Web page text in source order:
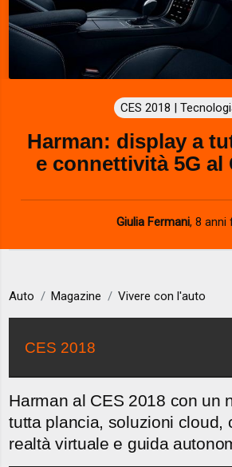
CES 2018 |
Harman: display a
e connettività 5G al
Giulia Fermani, 8 anni
Auto Magazine Vivere con l'auto
CES 2018
Harman al CES 2018 con un
tutta plancia, soluzioni cloud,
realtà virtuale e guida